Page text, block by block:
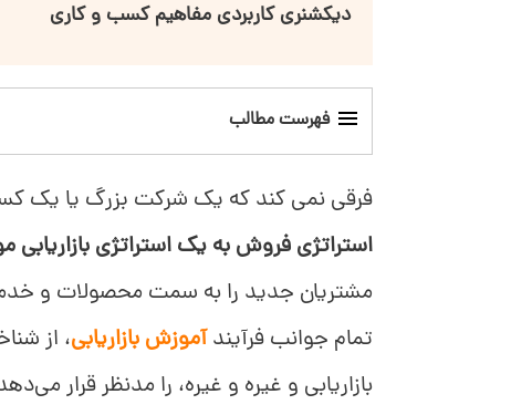
دیکشنری کاربردی مفاهیم کسب و کاری
فهرست مطالب
مزایای استراتژی بازاریابی
انواع استراتژی بازاریابی
چگونه استراتژی بازاریابی موثری بنویسیم؟
فرقی نمی کند که یک شرکت بزرگ یا یک
استراتژی فروش به یک استراتژی بازاریابی
مشتریان جدید را به سمت محصولات و
تمام جوانب فرآیندآموزش بازاریابی، از
بازاریابی و غیره و غیره، را مدنظر قرار